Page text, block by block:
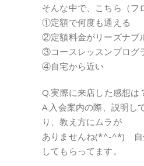
そんな中で、こちら（フ
①定額で何度も通える
②定額料金がリーズナブ
③コースレッスンプログ
④自宅から近い
Q.実際に来店した感想は
A.入会案内の際、説明し
り、教え方にムラが
ありませんね(*^-^*) 自
してもらってます。